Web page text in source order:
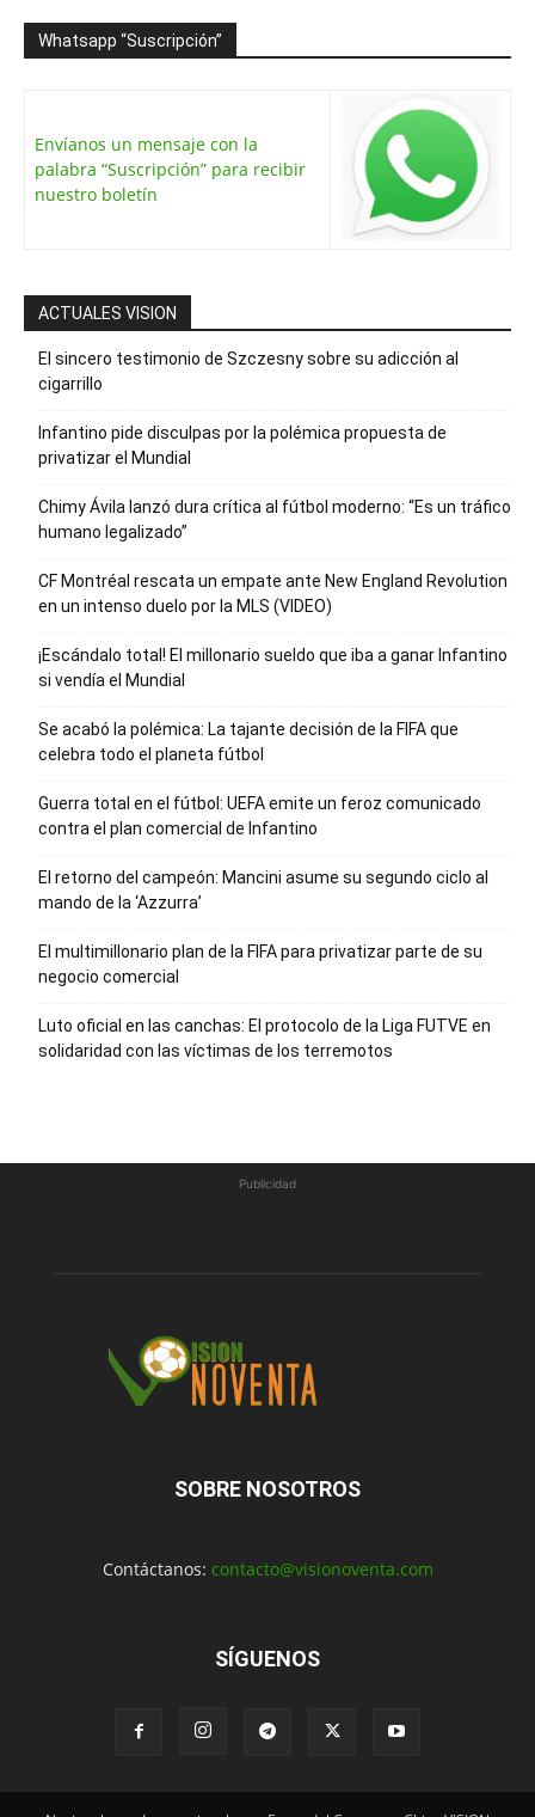
Whatsapp “Suscripción”
Envíanos un mensaje con la
palabra “Suscripción” para recibir
nuestro boletín
ACTUALES VISION
El sincero testimonio de Szczesny sobre su adicción al
cigarrillo
Infantino pide disculpas por la polémica propuesta de
privatizar el Mundial
Chimy Ávila lanzó dura crítica al fútbol moderno: “Es un tráfico
humano legalizado”
CF Montréal rescata un empate ante New England Revolution
en un intenso duelo por la MLS (VIDEO)
¡Escándalo total! El millonario sueldo que iba a ganar Infantino
si vendía el Mundial
Se acabó la polémica: La tajante decisión de la FIFA que
celebra todo el planeta fútbol
Guerra total en el fútbol: UEFA emite un feroz comunicado
contra el plan comercial de Infantino
El retorno del campeón: Mancini asume su segundo ciclo al
mando de la ‘Azzurra’
El multimillonario plan de la FIFA para privatizar parte de su
negocio comercial
Luto oficial en las canchas: El protocolo de la Liga FUTVE en
solidaridad con las víctimas de los terremotos
Publicidad
SOBRE NOSOTROS
Contáctanos: contacto@visionoventa.com
SÍGUENOS